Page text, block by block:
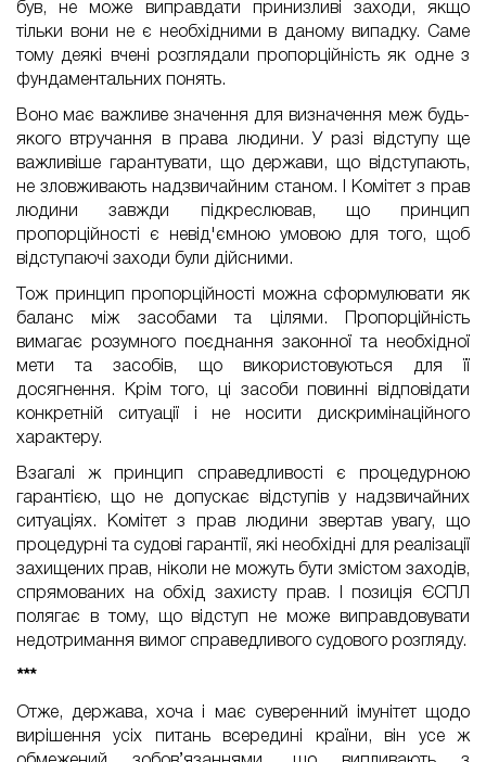
був, не може виправдати принизливі заходи, якщо
тільки вони не є необхідними в даному випадку. Саме
тому деякі вчені розглядали пропорційність як одне з
фундаментальних понять.
Воно має важливе значення для визначення меж будь-
якого втручання в права людини. У разі відступу ще
важливіше гарантувати, що держави, що відступають,
не зловживають надзвичайним станом. І Комітет з прав
людини завжди підкреслював, що принцип
пропорційності є невід'ємною умовою для того, щоб
відступаючі заходи були дійсними.
Тож принцип пропорційності можна сформулювати як
баланс між засобами та цілями. Пропорційність
вимагає розумного поєднання законної та необхідної
мети та засобів, що використовуються для її
досягнення. Крім того, ці засоби повинні відповідати
конкретній ситуації і не носити дискримінаційного
характеру.
Взагалі ж принцип справедливості є процедурною
гарантією, що не допускає відступів у надзвичайних
ситуаціях. Комітет з прав людини звертав увагу, що
процедурні та судові гарантії, які необхідні для реалізації
захищених прав, ніколи не можуть бути змістом заходів,
спрямованих на обхід захисту прав. І позиція ЄСПЛ
полягає в тому, що відступ не може виправдовувати
недотримання вимог справедливого судового розгляду.
***
Отже, держава, хоча і має суверенний імунітет щодо
вирішення усіх питань всередині країни, він усе ж